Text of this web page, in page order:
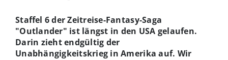
Staffel 6 der Zeitreise-Fantasy-Saga
"Outlander" ist längst in den USA gelaufen.
Darin zieht endgültig der
Unabhängigkeitskrieg in Amerika auf. Wir